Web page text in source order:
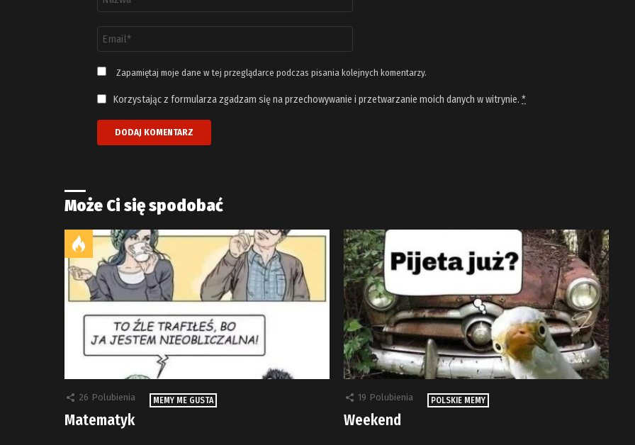
email
*
Zapamiętaj moje dane w tej przeglądarce podczas pisania kolejnych komentarzy.
Korzystając z formularza zgadzam się na przechowywanie i przetwarzanie moich danych w witrynie. *
Może Ci się spodobać
26 Polubienia MEMY ME GUSTA
Matematyk
19 Polubienia POLSKIE MEMY
Weekend